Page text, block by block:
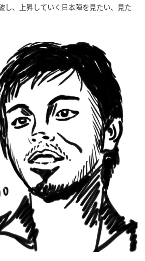
し、上昇していく日本陣を見たい、見た